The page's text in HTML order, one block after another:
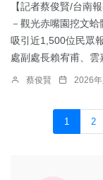
【記者蔡俊賢/台南
－觀光赤嘴園挖文
吸引近1,500位民眾
處副處長賴宥甫、雲
蔡俊賢 2026年
1 2